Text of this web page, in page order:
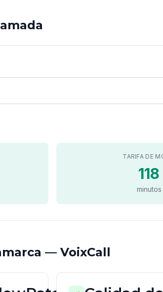
TARIFA DE
118
minutos
— VoixCall